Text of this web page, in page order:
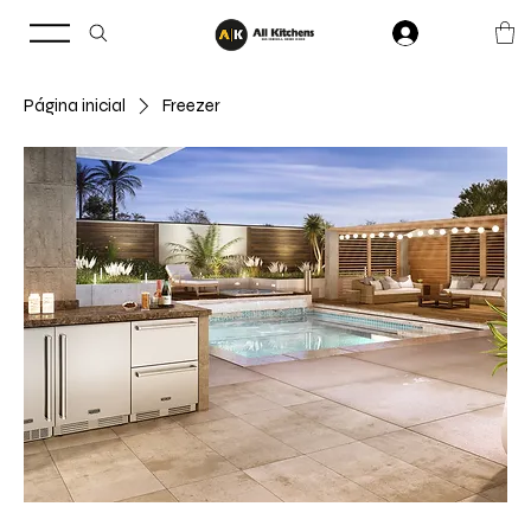
Página inicial Freezer